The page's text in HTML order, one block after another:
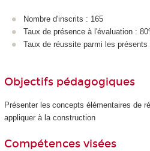
Nombre d'inscrits : 165
Taux de présence à l'évaluation :
Taux de réussite parmi les présents
Objectifs pédagogiques
Présenter les concepts élémentaires de
appliquer à la construction
Compétences visées